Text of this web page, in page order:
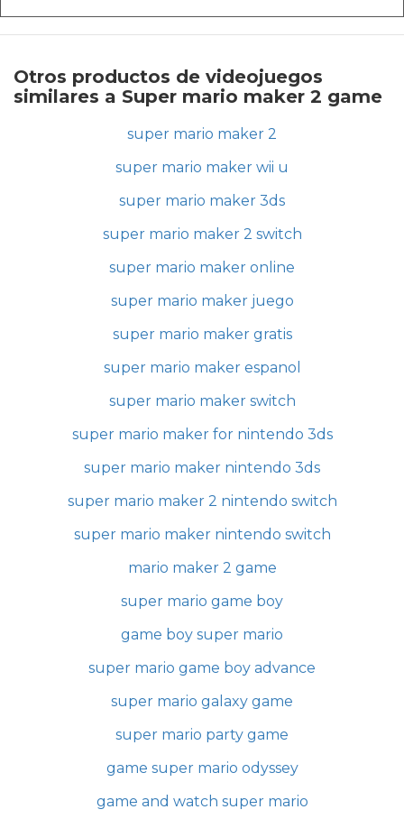
Otros productos de videojuegos
similares a Super mario maker 2 game
super mario maker 2
super mario maker wii u
super mario maker 3ds
super mario maker 2 switch
super mario maker online
super mario maker juego
super mario maker gratis
super mario maker espanol
super mario maker switch
super mario maker for nintendo 3ds
super mario maker nintendo 3ds
super mario maker 2 nintendo switch
super mario maker nintendo switch
mario maker 2 game
super mario game boy
game boy super mario
super mario game boy advance
super mario galaxy game
super mario party game
game super mario odyssey
game and watch super mario